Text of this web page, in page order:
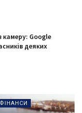
камеру: Google
деяких
ФІНАНСИ